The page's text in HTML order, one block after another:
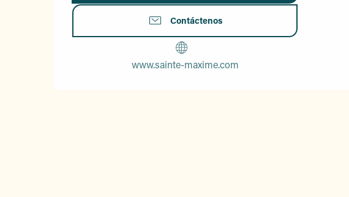
Contáctenos
www.sainte-maxime.com